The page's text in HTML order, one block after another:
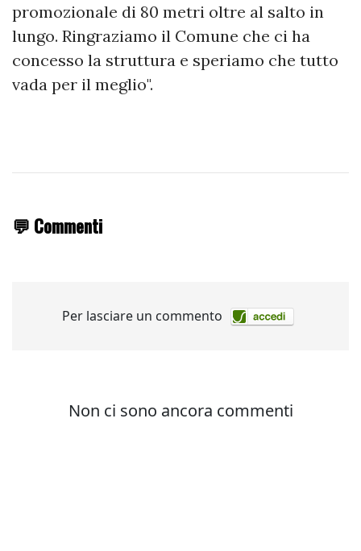
promozionale di 80 metri oltre al salto in
lungo. Ringraziamo il Comune che ci ha
concesso la struttura e speriamo che tutto
vada per il meglio".
💬 Commenti